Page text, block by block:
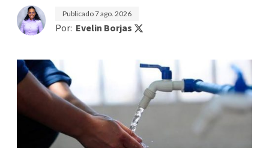
Publicado7 ago. 2026
Por: Evelin Borjas